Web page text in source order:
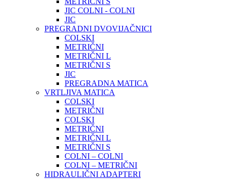
JIC COLNI - COLNI
JIC
PREGRADNI DVOVIJAČNICI
COLSKI
METRIČNI
METRIČNI L
METRIČNI S
JIC
PREGRADNA MATICA
VRTLJIVA MATICA
COLSKI
METRIČNI
COLSKI
METRIČNI
METRIČNI L
METRIČNI S
COLNI – COLNI
COLNI – METRIČNI
HIDRAULIČNI ADAPTERI